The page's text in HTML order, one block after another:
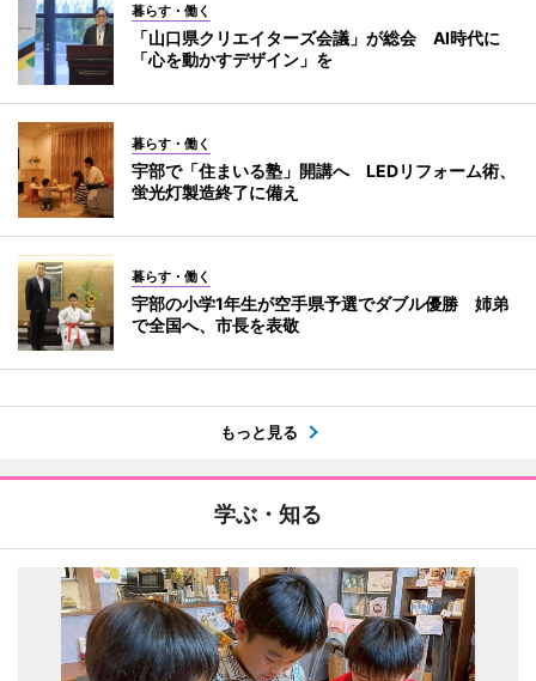
暮らす・働く
「山口県クリエイターズ会議」が総会 AI時代に
「心を動かすデザイン」を
暮らす・働く
宇部で「住まいる塾」開講へ LEDリフォーム術、
蛍光灯製造終了に備え
暮らす・働く
宇部の小学1年生が空手県予選でダブル優勝 姉弟
で全国へ、市長を表敬
もっと見る
学ぶ・知る